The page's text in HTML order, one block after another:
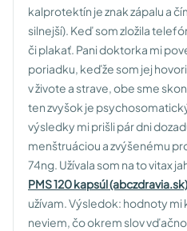
kalprotektín je znak zápalu a
silnejší). Keď som zložila
či plakať. Pani doktorka mi
poriadku, keďže som jej
v živote a strave, obe sme
ten zvyšok je
výsledky mi prišli pár dni
menštruáciou a zvýšenému
74ng. Užívala som na to vitax
PMS 120 kapsúl (abczdravia.sk)
užívam. Výsledok: hodnoty mi
neviem, čo okrem slov